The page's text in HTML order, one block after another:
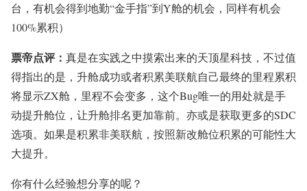
台，有机会得到地勤“金手指”到Y舱的机会，同样有机会
100%累积）
票帝点评： 真是在实践之中摸索出来的天顶星科技，不过值
得指出的是，升舱成功或者积累美联航自己最终的里程累积
将显示ZX舱，里程不会变多，这个Bug唯一的用处就是手
动提升舱位，让升舱排名更加靠前。亦或是获取更多的SDC
选项。如果是积累非美联航，按照新改舱位积累的可能性大
大提升。
你有什么经验想分享的呢？